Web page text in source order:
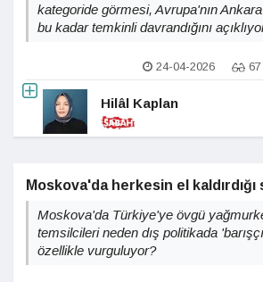
kategoride görmesi, Avrupa'nın
bu kadar temkinli davrandığını
24-04-2026 67
Hilâl Kaplan
Moskova'da herkesin el kaldırdığı
Moskova'da Türkiye'ye övgü
temsilcileri neden dış politikada
özellikle vurguluyor?